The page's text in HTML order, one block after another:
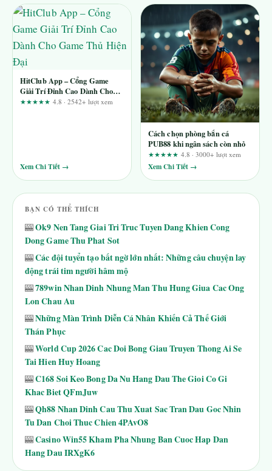
HitClub App – Cổng Game
Giải Trí Đỉnh Cao Dành Cho
Game Thủ Hiện Đại
★★★★★ 4.8 · 2542+ lượt xem
Xem Chi Tiết →
Cách chọn phòng bắn cá
PUB88 khi ngân sách còn nhỏ
★★★★★ 4.8 · 3000+ lượt xem
Xem Chi Tiết →
BẠN CÓ THỂ THÍCH
🎰Ok9 Nen Tang Giai Tri Truc Tuyen Dang Khien Cong
Dong Game Thu Phat Sot
🎰Các đội tuyển tạo bất ngờ lớn nhất: Những câu chuyện lay
động trái tim người hâm mộ
🎰789win Nhan Dinh Nhung Man Thu Hung Giua Cac Ong
Lon Chau Au
🎰Những Màn Trình Diễn Cá Nhân Khiến Cả Thế Giới
Thán Phục
🎰World Cup 2026 Cac Doi Bong Giau Truyen Thong Ai Se
Tai Hien Huy Hoang
🎰C168 Soi Keo Bong Da Nu Hang Dau The Gioi Co Gi
Khac Biet QFmJuw
🎰Qh88 Nhan Dinh Cau Thu Xuat Sac Tran Dau Goc Nhin
Tu Dan Choi Thuc Chien 4PAvO8
🎰Casino Win55 Kham Pha Nhung Ban Cuoc Hap Dan
Hang Dau IRXgK6